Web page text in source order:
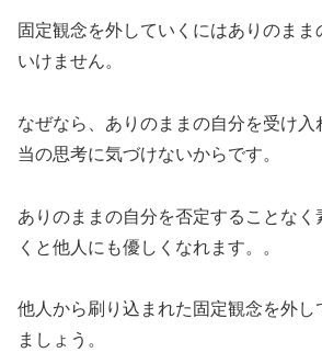
固定観念を外していくにはありのま
いけません。
なぜなら、ありのままの自分を受け入
当の思考に気づけないからです。
ありのままの自分を否定することなく
くと他人にも優しくなれます。。
他人から刷り込まれた固定観念を外し
ましょう。